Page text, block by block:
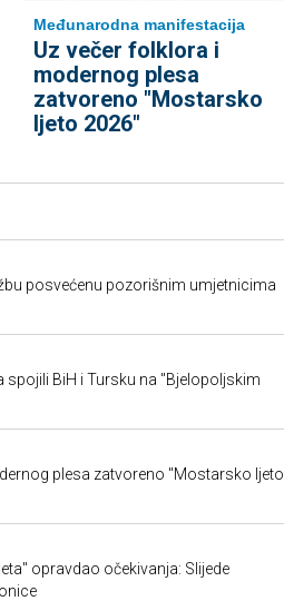
Međunarodna manifestacija
Uz večer folklora i
modernog plesa
zatvoreno "Mostarsko
ljeto 2026"
posvećenu pozorišnim umjetnicima
spojili BiH i Tursku na "Bjelopoljskim
plesa zatvoreno "Mostarsko ljeto
opravdao očekivanja: Slijede